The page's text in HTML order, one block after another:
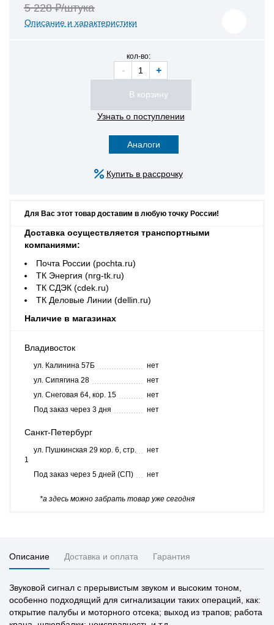
5 228 ₽/штука
Описание и характеристики
кол-во:
- +
Узнать о поступлении
Аналоги
Купить в рассрочку
Для Вас этот товар доставим в любую точку России!
Доставка осуществляется транспортными
компаниями:
Почта России (pochta.ru)
ТК Энергия (nrg-tk.ru)
ТК СДЭК (cdek.ru)
ТК Деловые Линии (dellin.ru)
Наличие в магазинах
Владивосток
ул. Калинина 57Б
нет
ул. Сипягина 28
нет
ул. Снеговая 64, кор. 15
нет
Под заказ через 3 дня
нет
Санкт-Петербург
ул. Пушкинская 29 кор. 6, стр.
1
нет
Под заказ через 5 дней (СП) нет
*а здесь можно забрать товар уже сегодня
Описание Доставка и оплата Гарантия
Звуковой сигнал с прерывистым звуком и высоким тоном,
особенно подходящий для сигнализации таких операций, как:
открытие палубы и моторного отсека; выход из трапов; работа